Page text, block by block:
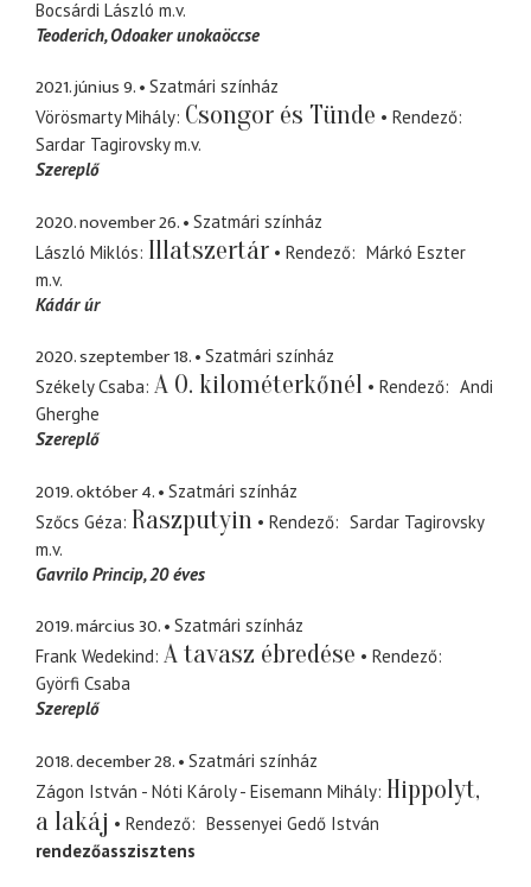
Bocsárdi László m.v.
Teoderich Odoaker unokaöccse
2021. június 9.
Szatmári színház
Vörösmarty Mihály Csongor és Tünde
Rendező
Sardar Tagirovsky m.v.
Szereplő
2020. november 26.
Szatmári színház
László Miklós Illatszertár Rendező
Márkó Eszter
m.v.
Kádár úr
2020. szeptember 18.
Szatmári színház
Székely Csaba A 0. kilométerkőnél Rendező
Andi
Gherghe
Szereplő
2019. október 4.
Szatmári színház
Szőcs Géza Raszputyin Rendező
Sardar Tagirovsky
m.v.
Gavrilo Princip 20 éves
2019. március 30.
Szatmári színház
Frank Wedekind A tavasz ébredése
Rendező
Györfi Csaba
Szereplő
2018. december 28.
Szatmári színház
Zágon István - Nóti Károly - Eisemann Mihály Hippolyt,
a lakáj
Rendező
Bessenyei Gedő István
rendezőasszisztens